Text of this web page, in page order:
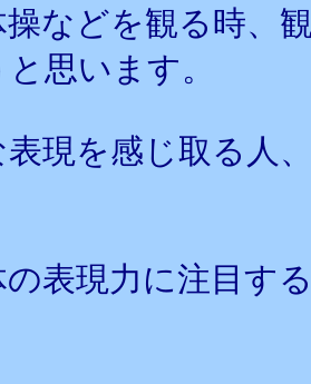
操などを観る時、
思います。
表現を感じ取る人
の表現力に注目す